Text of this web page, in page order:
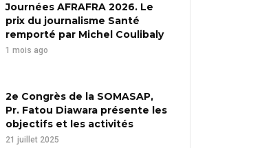
Journées AFRAFRA 2026. Le
prix du journalisme Santé
remporté par Michel Coulibaly
1 mois ago
2e Congrès de la SOMASAP,
Pr. Fatou Diawara présente les
objectifs et les activités
21 juillet 2025